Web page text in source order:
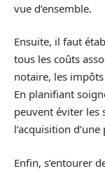
vue d’ensemble.
Ensuite, il faut
tous les coûts
notaire, les
En planifiant
peuvent éviter les
l’acquisition
Enfin, s’entourer